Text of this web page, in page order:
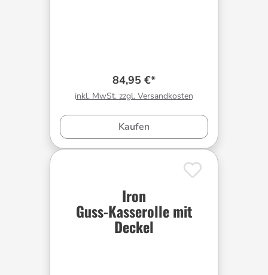
84,95 €*
inkl. MwSt. zzgl. Versandkosten
Kaufen
Iron
Guss-Kasserolle mit
Deckel